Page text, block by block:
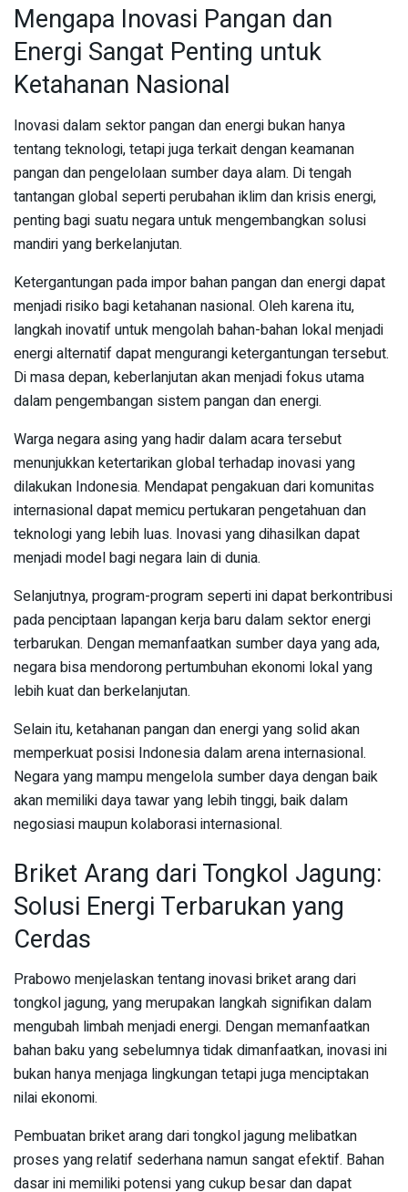
Mengapa Inovasi Pangan dan
Energi Sangat Penting untuk
Ketahanan Nasional
Inovasi dalam sektor pangan dan energi bukan hanya
tentang teknologi, tetapi juga terkait dengan keamanan
pangan dan pengelolaan sumber daya alam. Di tengah
tantangan global seperti perubahan iklim dan krisis energi,
penting bagi suatu negara untuk mengembangkan solusi
mandiri yang berkelanjutan.
Ketergantungan pada impor bahan pangan dan energi dapat
menjadi risiko bagi ketahanan nasional. Oleh karena itu,
langkah inovatif untuk mengolah bahan-bahan lokal menjadi
energi alternatif dapat mengurangi ketergantungan tersebut.
Di masa depan, keberlanjutan akan menjadi fokus utama
dalam pengembangan sistem pangan dan energi.
Warga negara asing yang hadir dalam acara tersebut
menunjukkan ketertarikan global terhadap inovasi yang
dilakukan Indonesia. Mendapat pengakuan dari komunitas
internasional dapat memicu pertukaran pengetahuan dan
teknologi yang lebih luas. Inovasi yang dihasilkan dapat
menjadi model bagi negara lain di dunia.
Selanjutnya, program-program seperti ini dapat berkontribusi
pada penciptaan lapangan kerja baru dalam sektor energi
terbarukan. Dengan memanfaatkan sumber daya yang ada,
negara bisa mendorong pertumbuhan ekonomi lokal yang
lebih kuat dan berkelanjutan.
Selain itu, ketahanan pangan dan energi yang solid akan
memperkuat posisi Indonesia dalam arena internasional.
Negara yang mampu mengelola sumber daya dengan baik
akan memiliki daya tawar yang lebih tinggi, baik dalam
negosiasi maupun kolaborasi internasional.
Briket Arang dari Tongkol Jagung:
Solusi Energi Terbarukan yang
Cerdas
Prabowo menjelaskan tentang inovasi briket arang dari
tongkol jagung, yang merupakan langkah signifikan dalam
mengubah limbah menjadi energi. Dengan memanfaatkan
bahan baku yang sebelumnya tidak dimanfaatkan, inovasi ini
bukan hanya menjaga lingkungan tetapi juga menciptakan
nilai ekonomi.
Pembuatan briket arang dari tongkol jagung melibatkan
proses yang relatif sederhana namun sangat efektif. Bahan
dasar ini memiliki potensi yang cukup besar dan dapat